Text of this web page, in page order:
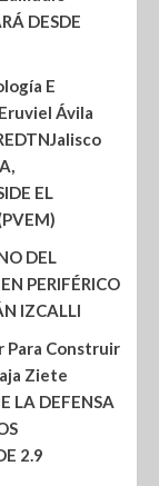
DESDE
E
Ávila
EL
DEL
PERIFÉRICO
IZCALLI
Para Construir
Ziete
LA DEFENSA
2.9